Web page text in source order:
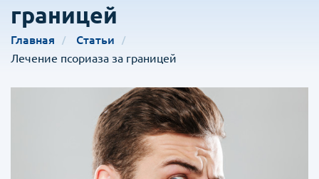
границей
Главная
Статьи
Лечение псориаза за границей